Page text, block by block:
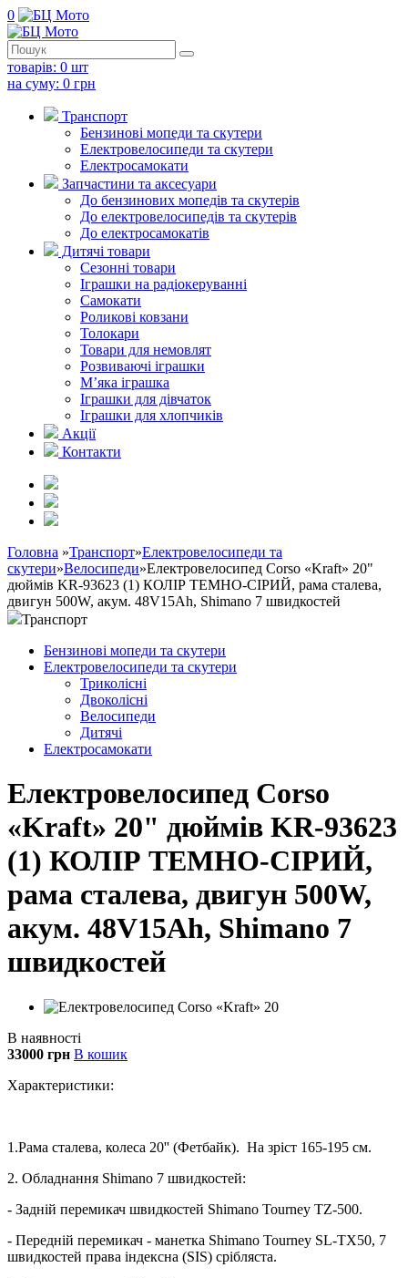
0
товарів: 0 шт
на суму: 0 грн
Транспорт
Бензинові мопеди та скутери
Електровелосипеди та скутери
Електросамокати
Запчастини та аксесуари
До бензинових мопедів та скутерів
До електровелосипедів та скутерів
До електросамокатів
Дитячі товари
Сезонні товари
Іграшки на радіокеруванні
Самокати
Роликові ковзани
Толокари
Товари для немовлят
Розвиваючі іграшки
М’яка іграшка
Іграшки для дівчаток
Іграшки для хлопчиків
Акції
Контакти
Головна »Транспорт»Електровелосипеди та
скутери»Велосипеди»Електровелосипед Corso «Kraft» 20"
дюймів KR-93623 (1) КОЛІР ТЕМНО-СІРИЙ, рама сталева,
двигун 500W, акум. 48V15Ah, Shimano 7 швидкостей
Транспорт
Бензинові мопеди та скутери
Електровелосипеди та скутери
Триколісні
Двоколісні
Велосипеди
Дитячі
Електросамокати
Електровелосипед Corso
«Kraft» 20" дюймів KR-93623
(1) КОЛІР ТЕМНО-СІРИЙ,
рама сталева, двигун 500W,
акум. 48V15Ah, Shimano 7
швидкостей
В наявності
33000 грн В кошик
Характеристики:
1.Рама сталева, колеса 20'' (Фетбайк). На зріст 165-195 см.
2. Обладнання Shimano 7 швидкостей:
- Задній перемикач швидкостей Shimano Tourney TZ-500.
- Передній перемикач - манетка Shimano Tourney SL-TX50, 7
швидкостей права індексна (SIS) срібляста.